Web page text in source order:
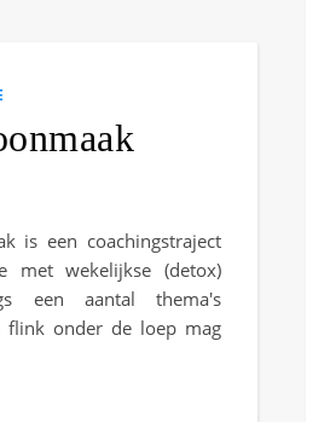
is een coachingstraject
wekelijkse (detox)
een aantal thema's
flink onder de loep mag